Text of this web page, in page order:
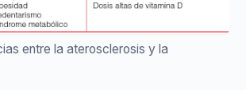
entre la aterosclerosis y la